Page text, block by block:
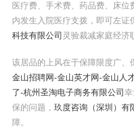
医疗费、手术费、药品费、床
内发生入院医疗支拨，即可左证
科技有限公司 灵验裁减家庭经济
该居品的上风在于保障限度广、
金山招聘网-金山英才网-金山人
了-杭州圣淘电子商务有限公司
保的问题， 玖度咨询（深圳）有
障。